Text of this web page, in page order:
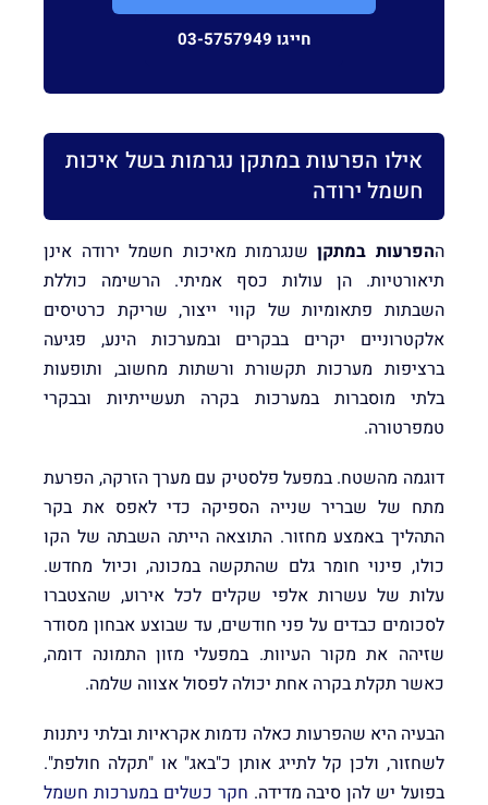
חייגו 03-5757949
אילו הפרעות במתקן נגרמות בשל איכות
חשמל ירודה
ההפרעות במתקןשנגרמות מאיכות חשמל ירודה אינן
תיאורטיות. הן עולות כסף אמיתי. הרשימה כוללת
השבתות פתאומיות של קווי ייצור, שריקת כרטיסים
אלקטרוניים יקרים בבקרים ובמערכות הינע, פגיעה
ברציפות מערכות תקשורת ורשתות מחשוב, ותופעות
בלתי מוסברות במערכות בקרה תעשייתיות ובבקרי
טמפרטורה.
דוגמה מהשטח. במפעל פלסטיק עם מערך הזרקה, הפרעת
מתח של שבריר שנייה הספיקה כדי לאפס את בקר
התהליך באמצע מחזור. התוצאה הייתה השבתה של הקו
כולו, פינוי חומר גלם שהתקשה במכונה, וכיול מחדש.
עלות של עשרות אלפי שקלים לכל אירוע, שהצטברו
לסכומים כבדים על פני חודשים, עד שבוצע אבחון מסודר
שזיהה את מקור העיוות. במפעלי מזון התמונה דומה,
כאשר תקלת בקרה אחת יכולה לפסול אצווה שלמה.
הבעיה היא שהפרעות כאלה נדמות אקראיות ובלתי ניתנות
לשחזור, ולכן קל לתייג אותן כ"באג" או "תקלה חולפת".
בפועל יש להן סיבה מדידה. חקר כשלים במערכות חשמל